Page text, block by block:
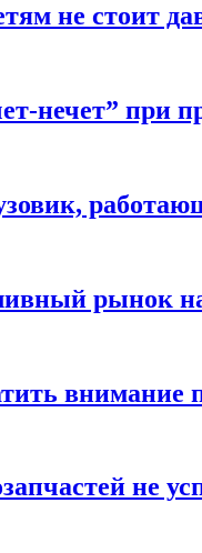
не стоит
нечет” при
рынок на
внимание
не